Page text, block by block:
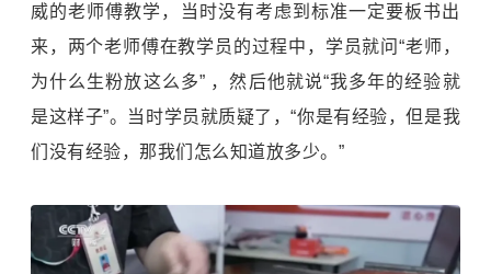
威的老师傅教学，当时没有考虑到标准一定要板书出
来，两个老师傅在教学员的过程中，学员就问“老师，
为什么生粉放这么多” ，然后他就说“我多年的经验就
是这样子”。当时学员就质疑了，“你是有经验，但是我
们没有经验，那我们怎么知道放多少。”